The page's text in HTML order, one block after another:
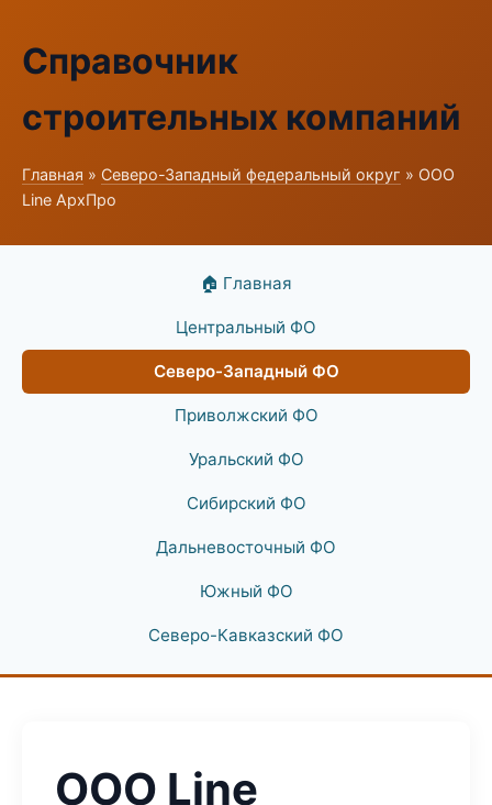
Справочник
строительных компаний
Главная » Северо-Западный федеральный округ » ООО
Line АрхПро
🏠 Главная
Центральный ФО
Северо-Западный ФО
Приволжский ФО
Уральский ФО
Сибирский ФО
Дальневосточный ФО
Южный ФО
Северо-Кавказский ФО
ООО Line